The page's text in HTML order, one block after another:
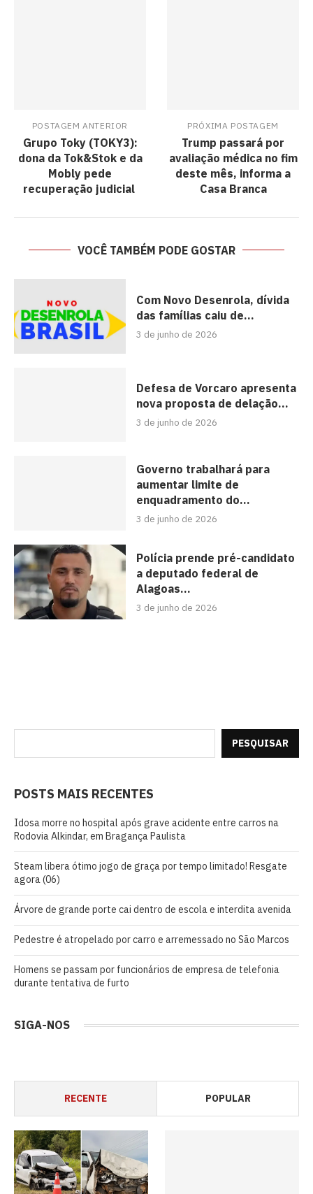
POSTAGEM ANTERIOR
Grupo Toky (TOKY3):
dona da Tok&Stok e da
Mobly pede
recuperação judicial
PRÓXIMA POSTAGEM
Trump passará por
avaliação médica no fim
deste mês, informa a
Casa Branca
VOCÊ TAMBÉM PODE GOSTAR
Com Novo Desenrola, dívida
das famílias caiu de...
3 de junho de 2026
Defesa de Vorcaro apresenta
nova proposta de delação...
3 de junho de 2026
Governo trabalhará para
aumentar limite de
enquadramento do...
3 de junho de 2026
Polícia prende pré-candidato
a deputado federal de
Alagoas...
3 de junho de 2026
PESQUISAR
POSTS MAIS RECENTES
Idosa morre no hospital após grave acidente entre carros na
Rodovia Alkindar, em Bragança Paulista
Steam libera ótimo jogo de graça por tempo limitado! Resgate
agora (06)
Árvore de grande porte cai dentro de escola e interdita avenida
Pedestre é atropelado por carro e arremessado no São Marcos
Homens se passam por funcionários de empresa de telefonia
durante tentativa de furto
SIGA-NOS
RECENTE POPULAR